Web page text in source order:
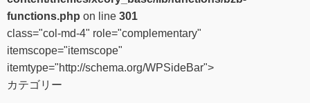
functions.php on line 301
class="col-md-4" role="complementary"
itemscope="itemscope"
itemtype="http://schema.org/WPSideBar">
カテゴリー